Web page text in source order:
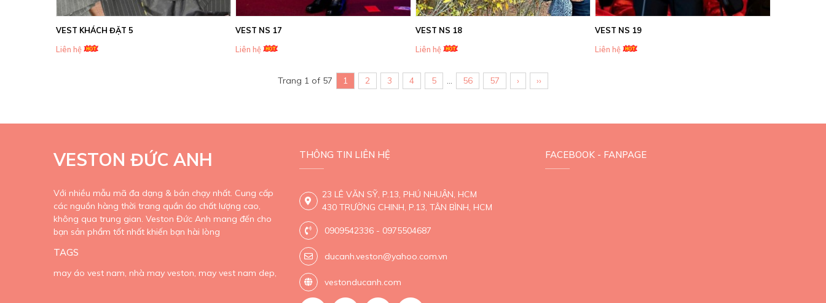
VEST KHÁCH ĐẶT 5
Liên hệ
VEST NS 17
Liên hệ
VEST NS 18
Liên hệ
VEST NS 19
Liên hệ
Trang 1 of 57 1 2 3 4 5 56 57 › ››
VESTON ĐỨC ANH
Với nhiều mẫu mã đa dạng & bán chạy nhất. Cung cấp
các nguồn hàng thời trang quần áo chất lượng cao,
không qua trung gian. Veston Đức Anh mang đến cho
bạn sản phẩm tốt nhất khiến bạn hài lòng
TAGS
may áo vest nam, nhà may veston, may vest nam dep,
THÔNG TIN LIÊN HỆ
23 LÊ VĂN SỸ, P.13, PHÚ NHUẬN, HCM
430 TRƯỜNG CHINH, P.13, TÂN BÌNH, HCM
0909542336 - 0975504687
ducanh.veston@yahoo.com.vn
vestonducanh.com
FACEBOOK - FANPAGE